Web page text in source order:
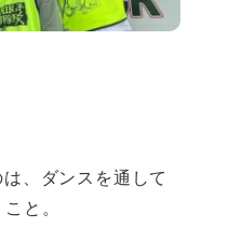
、ダンスを通して
と。